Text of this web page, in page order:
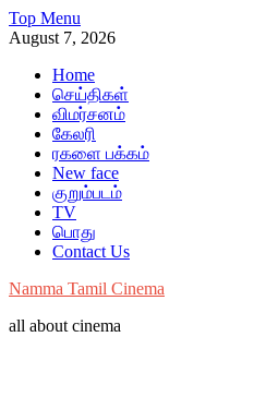
Skip
to
Top Menu
August 7, 2026
Home
செய்திகள்
விமர்சனம்
கேலரி
ரகளை பக்கம்
New face
குறும்படம்
TV
பொது
Contact Us
Namma Tamil Cinema
all about cinema